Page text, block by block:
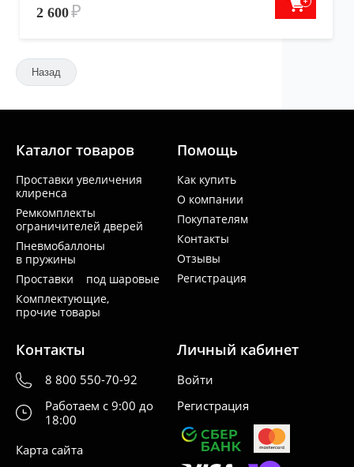
2 600₽
Назад
Каталог товаров
Проставки увеличения
клиренса
Ремкомплекты
ограничителей дверей
Пневмобаллоны
в пружины
Проставки под шаровые
Комплектующие,
прочие товары
Помощь
Как купить
О компании
Покупателям
Контакты
Отзывы
Регистрация
Контакты
8 800 550-70-92
Работаем с 9:00 до
18:00
Карта сайта
Личный кабинет
Войти
Регистрация